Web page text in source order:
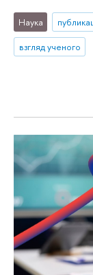
Наука
взгляд ученого